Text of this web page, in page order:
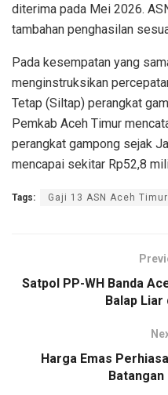
diterima pada Mei 2026.
tambahan penghasilan
Pada kesempatan yang
menginstruksikan
Tetap (Siltap) perangkat
Pemkab Aceh Timur
perangkat gampong sejak
mencapai sekitar Rp52,8
Tags: Gaji 13 ASN Aceh Timur
Satpol PP-WH Banda
Balap Liar
Harga Emas